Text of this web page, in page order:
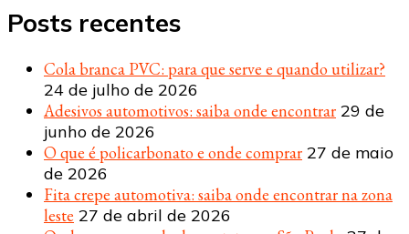
Posts recentes
Cola branca PVC: para que serve e quando utilizar?
24 de julho de 2026
Adesivos automotivos: saiba onde encontrar 29 de
junho de 2026
O que é policarbonato e onde comprar 27 de maio
de 2026
Fita crepe automotiva: saiba onde encontrar na zona
leste 27 de abril de 2026